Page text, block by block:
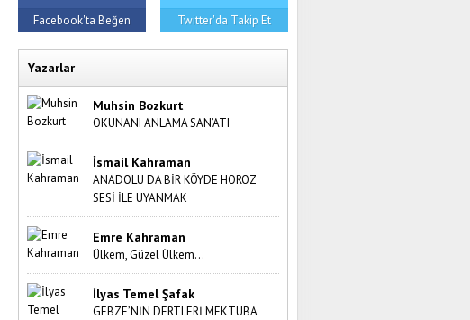
Facebook'ta Beğen Twitter'da Takip Et
Yazarlar
Muhsin Bozkurt
OKUNANI ANLAMA SAN’ATI
İsmail Kahraman
ANADOLU DA BİR KÖYDE HOROZ
SESİ İLE UYANMAK
Emre Kahraman
Ülkem, Güzel Ülkem…
İlyas Temel Şafak
GEBZE’NİN DERTLERİ MEKTUBA